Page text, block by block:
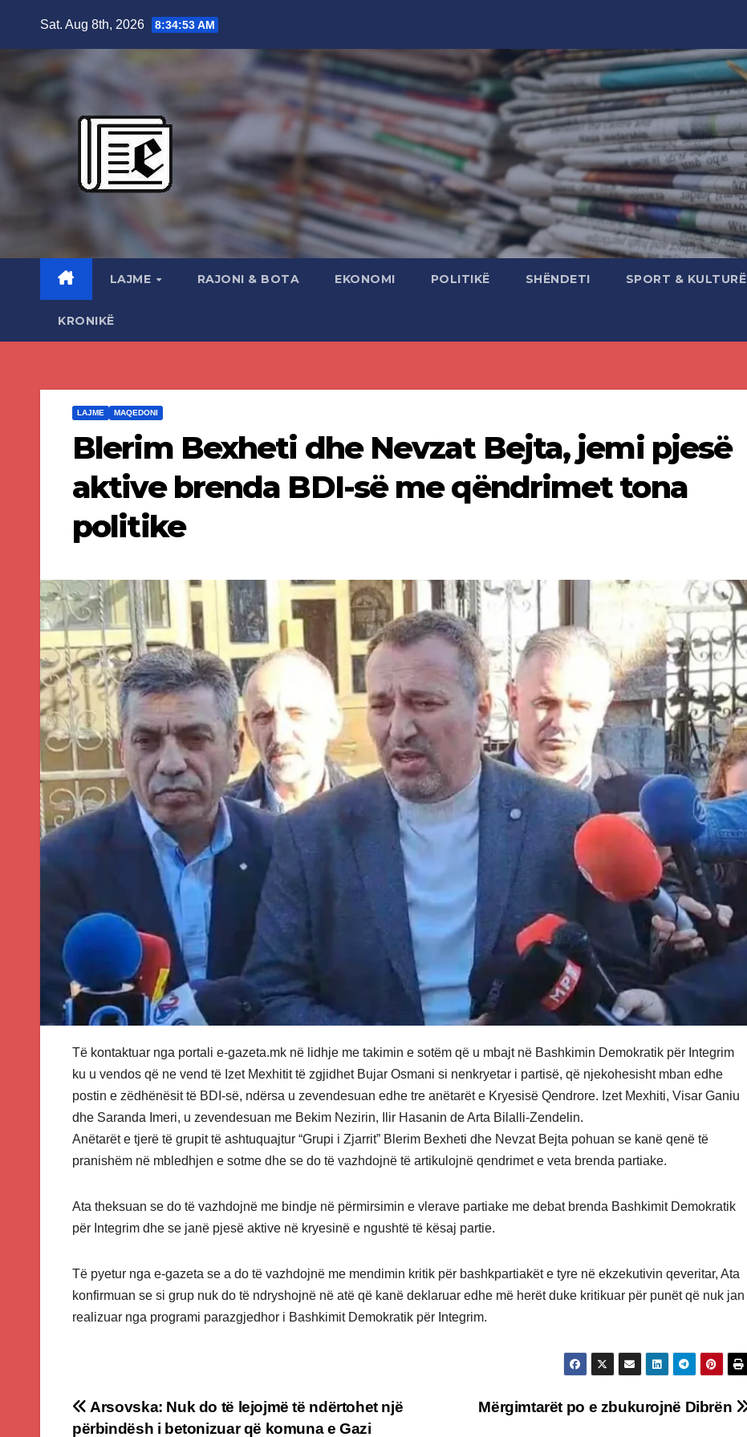
Sat. Aug 8th, 2026 8:34:55 AM
LAJME RAJONI & BOTA EKONOMI POLITIKË SHËNDETI SPORT & KULTURË
KRONIKË
LAJME MAQEDONI
Blerim Bexheti dhe Nevzat Bejta, jemi pjesë
aktive brenda BDI-së me qëndrimet tona
politike
Të kontaktuar nga portali e-gazeta.mk në lidhje me takimin e sotëm që u mbajt në Bashkimin Demokratik për Integrim
ku u vendos që ne vend të Izet Mexhitit të zgjidhet Bujar Osmani si nenkryetar i partisë, që njekohesisht mban edhe
postin e zëdhënësit të BDI-së, ndërsa u zevendesuan edhe tre anëtarët e Kryesisë Qendrore. Izet Mexhiti, Visar Ganiu
dhe Saranda Imeri, u zevendesuan me Bekim Nezirin, Ilir Hasanin de Arta Bilalli-Zendelin.
Anëtarët e tjerë të grupit të ashtuquajtur “Grupi i Zjarrit” Blerim Bexheti dhe Nevzat Bejta pohuan se kanë qenë të
pranishëm në mbledhjen e sotme dhe se do të vazhdojnë të artikulojnë qendrimet e veta brenda partiake.
Ata theksuan se do të vazhdojnë me bindje në përmirsimin e vlerave partiake me debat brenda Bashkimit Demokratik
për Integrim dhe se janë pjesë aktive në kryesinë e ngushtë të kësaj partie.
Të pyetur nga e-gazeta se a do të vazhdojnë me mendimin kritik për bashkpartiakët e tyre në ekzekutivin qeveritar, Ata
konfirmuan se si grup nuk do të ndryshojnë në atë që kanë deklaruar edhe më herët duke kritikuar për punët që nuk jan
realizuar nga programi parazgjedhor i Bashkimit Demokratik për Integrim.
Post
Mërgimtarët po e zbukurojnë Dibrën
Arsovska: Nuk do të lejojmë të ndërtohet një
përbindësh i betonizuar që komuna e Gazi